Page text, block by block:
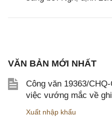
VĂN BẢN MỚI NHẤT
Công văn 19363/
việc vướng mắc về
Xuất nhập khẩu